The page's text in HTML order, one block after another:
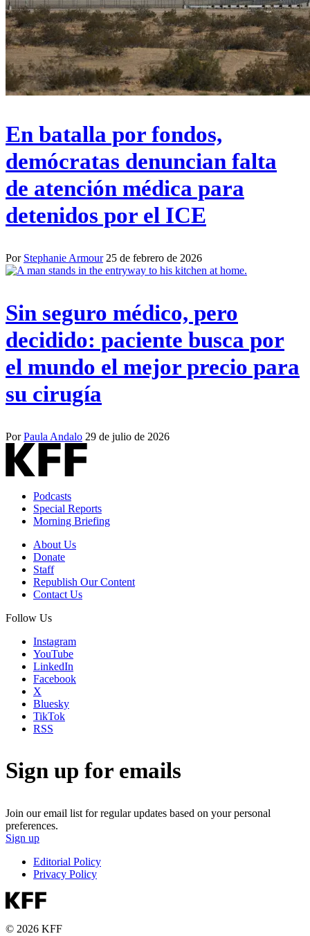
En batalla por fondos,
demócratas denuncian falta
de atención médica para
detenidos por el ICE
Por Stephanie Armour 25 de febrero de 2026
Sin seguro médico, pero
decidido: paciente busca por
el mundo el mejor precio para
su cirugía
PorPaula Andalo 29 de julio de 2026
Podcasts
Special Reports
Morning Briefing
About Us
Donate
Staff
Republish Our Content
Contact Us
Follow Us
Instagram
YouTube
LinkedIn
Facebook
X
Bluesky
TikTok
RSS
Sign up for emails
Join our email list for regular updates based on your personal
preferences.
Sign up
Editorial Policy
Privacy Policy
© 2026 KFF